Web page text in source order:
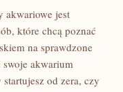
akwariowe jest
które chcą poznać
na sprawdzone
swoje akwarium
od zera, czy